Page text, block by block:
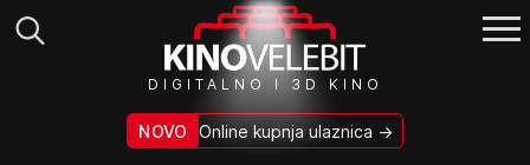
DIGITALNO I 3D KINO
NOVO Online kupnja ulaznica →